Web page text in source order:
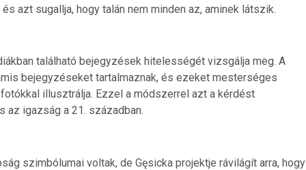
azt sugallja, hogy talán nem minden az, aminek látszik.
található bejegyzések hitelességét vizsgálja meg. A
bejegyzéseket tartalmaznak, és ezeket mesterséges
illusztrálja. Ezzel a módszerrel azt a kérdést
az igazság a 21. században.
szimbólumai voltak, de Gęsicka projektje rávilágít arra, hogy